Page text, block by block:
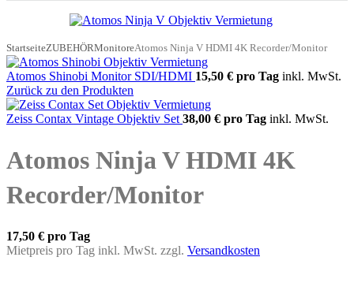
StartseiteZUBEHÖRMonitoreAtomos Ninja V HDMI 4K Recorder/Monitor
Atomos Shinobi Monitor SDI/HDMI 15,50 € pro Tag inkl. MwSt.
Zurück zu den Produkten
Zeiss Contax Vintage Objektiv Set 38,00 € pro Tag inkl. MwSt.
Atomos Ninja V HDMI 4K
Recorder/Monitor
17,50 € pro Tag
Mietpreis pro Tag inkl. MwSt. zzgl. Versandkosten